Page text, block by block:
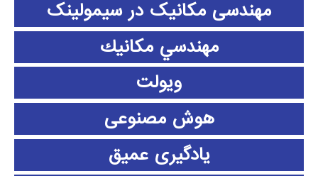
مهندسی مکانیک در سیمولینک
مهندسي مكانيك
ویولت
هوش مصنوعی
یادگیری عمیق